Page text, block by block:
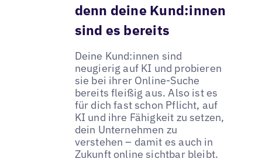
denn deine Kund:innen
sind es bereits
Deine Kund:innen sind
neugierig auf KI und probieren
sie bei ihrer Online-Suche
bereits fleißig aus. Also ist es
für dich fast schon Pflicht, auf
KI und ihre Fähigkeit zu setzen,
dein Unternehmen zu
verstehen – damit es auch in
Zukunft online sichtbar bleibt.